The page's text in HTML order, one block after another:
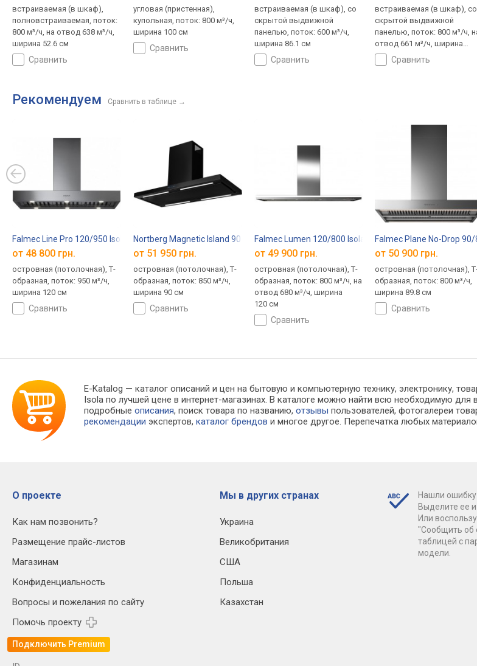
встраиваемая (в шкаф),
полновстраиваемая, поток:
800 м³/ч, на отвод 638 м³/ч,
ширина 52.6 см
сравнить
угловая (пристенная),
купольная, поток: 800 м³/ч,
ширина 100 см
сравнить
встраиваемая (в шкаф), со
скрытой выдвижной
панелью, поток: 600 м³/ч,
ширина 86.1 см
сравнить
встраиваемая (в шкаф), со
скрытой выдвижной
панелью, поток: 800 м³/ч,
отвод 661 м³/ч, ширина
55.3 смсравнить
Рекомендуем Сравнить в таблице →
Falmec Line Pro 120/950 Isola
от 48 800 грн.
островная (потолочная), Т-
образная, поток: 950 м³/ч,
ширина 120 см
сравнить
Nortberg Magnetic Island 90
от 51 950 грн.
островная (потолочная), Т-
образная, поток: 850 м³/ч,
ширина 90 см
сравнить
Falmec Lumen 120/800 Isola
от 49 900 грн.
островная (потолочная), Т-
образная, поток: 800 м³/ч, на
отвод 680 м³/ч, ширина
120 см
сравнить
Falmec Plane No-Drop
от 50 900 грн.
островная (потолочная),
образная, поток: 800 м³/ч,
ширина 89.8 см
сравнить
E-Katalog — каталог описаний и цен на бытовую и компьютерную технику, электронику,
Isola по лучшей цене в интернет-магазинах. В каталоге можно найти всю необходимую
подробныеописания, поиск товара по названию,отзывы пользователей, фотогалереи
рекомендации экспертов,каталог брендов и многое другое. Перепечатка любых
О проекте
Как нам позвонить?
Размещение прайс-листов
Магазинам
Конфиденциальность
Вопросы и пожелания по сайту
Помочь проекту
Подключить Premium
Мы в других странах
Украина
Великобритания
США
Польша
Казахстан
Нашли ошибку
Выделите ее
Или
"Сообщить об
таблицей с
модели.